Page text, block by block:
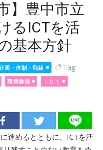
】豊中市立
るICTを活
基本方針
画・体制・取組 Tag:
環境整備
ＩＣＴ
進めるとともに、ICTを活